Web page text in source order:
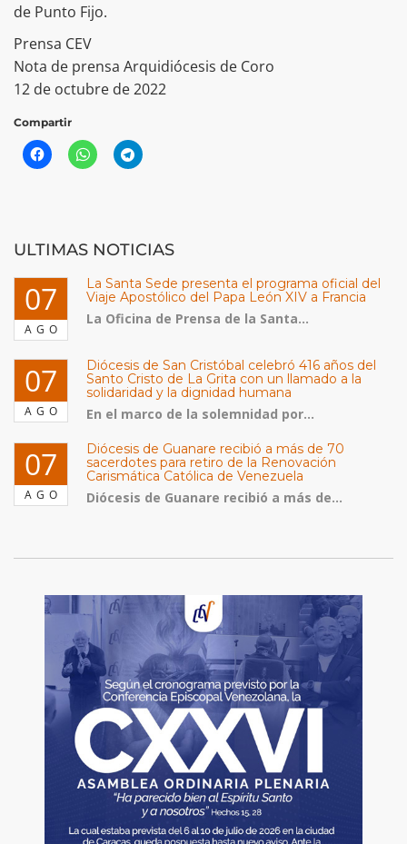
de Punto Fijo.
Prensa CEV
Nota de prensa Arquidiócesis de Coro
12 de octubre de 2022
Compartir
ULTIMAS NOTICIAS
07
AGO
La Santa Sede presenta el programa oficial del
Viaje Apostólico del Papa León XIV a Francia
La Oficina de Prensa de la Santa...
07
AGO
Diócesis de San Cristóbal celebró 416 años del
Santo Cristo de La Grita con un llamado a la
solidaridad y la dignidad humana
En el marco de la solemnidad por...
07
AGO
Diócesis de Guanare recibió a más de 70
sacerdotes para retiro de la Renovación
Carismática Católica de Venezuela
Diócesis de Guanare recibió a más de...